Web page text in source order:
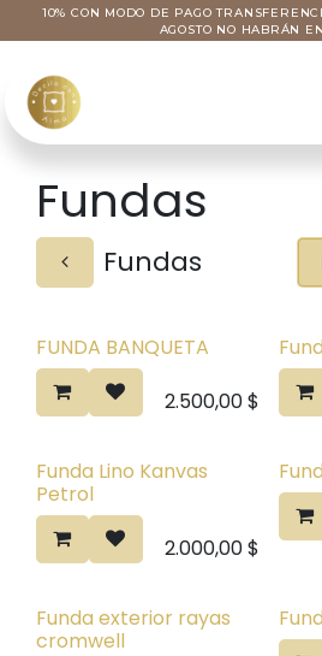
Ir al contenido
10% CON MODO DE PAGO
AGOSTO NO HABRÁN
Fundas
Fundas
FUNDA BANQUETA
2.500,00$
Funda Lino Kanvas
Petrol
2.000,00$
Funda exterior rayas
cromwell